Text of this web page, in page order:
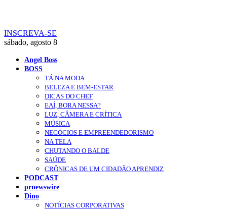
INSCREVA-SE
sábado, agosto 8
Angel Boss
BOSS
TÁ NA MODA
BELEZA E BEM-ESTAR
DICAS DO CHEF
EAÍ, BORA NESSA?
LUZ, CÂMERA E CRÍTICA
MÚSICA
NEGÓCIOS E EMPREENDEDORISMO
NA TELA
CHUTANDO O BALDE
SAÚDE
CRÔNICAS DE UM CIDADÃO APRENDIZ
PODCAST
prnewswire
Dino
NOTÍCIAS CORPORATIVAS